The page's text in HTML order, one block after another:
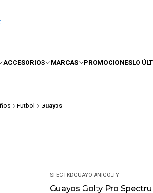
ACCESORIOS MARCAS PROMOCIONESLO
Futbol Guayos
-38%
SPECTKDGUAYO-AN GOLTY
Guayos Golty Pro